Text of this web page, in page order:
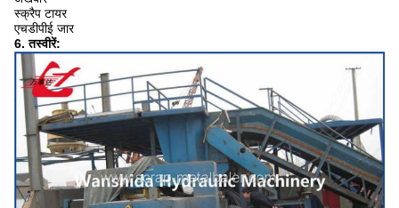
स्क्रैप टायर
एचडीपीई जार
6. तस्वीरें: